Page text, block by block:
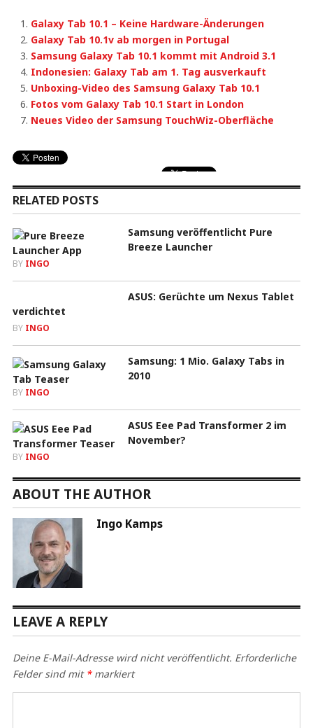
Galaxy Tab 10.1 – Keine Hardware-Änderungen
Galaxy Tab 10.1v ab morgen in Portugal
Samsung Galaxy Tab 10.1 kommt mit Android 3.1
Indonesien: Galaxy Tab am 1. Tag ausverkauft
Unboxing-Video des Samsung Galaxy Tab 10.1
Fotos vom Galaxy Tab 10.1 Start in London
Neues Video der Samsung TouchWiz-Oberfläche
RELATED POSTS
Samsung veröffentlicht Pure
Breeze Launcher
BY INGO
ASUS: Gerüchte um Nexus Tablet
verdichtet
BY INGO
Samsung: 1 Mio. Galaxy Tabs in
2010
BY INGO
ASUS Eee Pad Transformer 2 im
November?
BY INGO
ABOUT THE AUTHOR
Ingo Kamps
LEAVE A REPLY
Deine E-Mail-Adresse wird nicht veröffentlicht. Erforderliche
Felder sind mit *markiert